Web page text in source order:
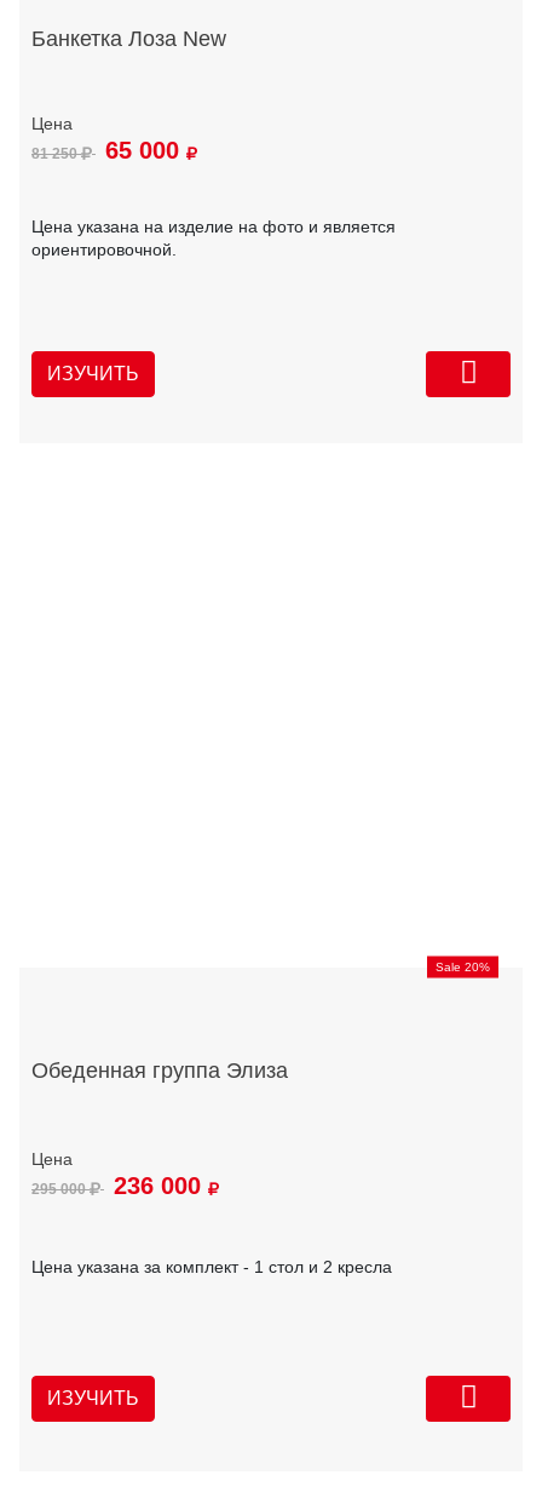
Банкетка Лоза New
81 250 65 000
Цена указана на изделие на фото и является
ориентировочной.
ИЗУЧИТЬ
Sale 20%
Обеденная группа Элиза
295 000 236 000
Цена указана за комплект - 1 стол и 2 кресла
ИЗУЧИТЬ